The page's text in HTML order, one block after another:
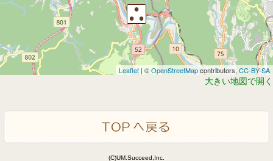
Leaflet | ©OpenStreetMapcontributors, CC-BY-SA
大きい地図で開く
(C)UM.Succeed,Inc.